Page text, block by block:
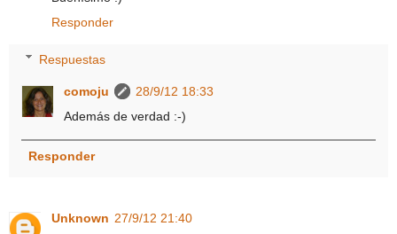
Responder
Respuestas
comoju
28/9/12 18:33
Además de verdad :-)
Responder
Unknown 27/9/12 21:40